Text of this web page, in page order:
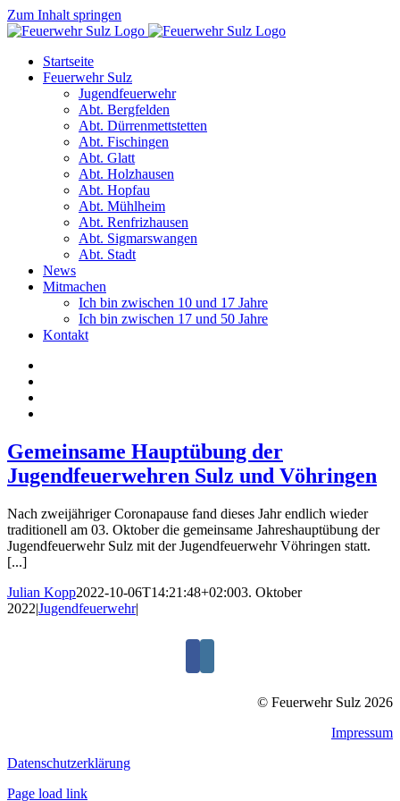
Zum Inhalt springen
Startseite
Feuerwehr Sulz
Jugendfeuerwehr
Abt. Bergfelden
Abt. Dürrenmettstetten
Abt. Fischingen
Abt. Glatt
Abt. Holzhausen
Abt. Hopfau
Abt. Mühlheim
Abt. Renfrizhausen
Abt. Sigmarswangen
Abt. Stadt
News
Mitmachen
Ich bin zwischen 10 und 17 Jahre
Ich bin zwischen 17 und 50 Jahre
Kontakt
Gemeinsame Hauptübung der
Jugendfeuerwehren Sulz und Vöhringen
Nach zweijähriger Coronapause fand dieses Jahr endlich wieder
traditionell am 03. Oktober die gemeinsame Jahreshauptübung der
Jugendfeuerwehr Sulz mit der Jugendfeuerwehr Vöhringen statt.
[...]
Julian Kopp2022-10-06T14:21:48+02:003. Oktober
2022|Jugendfeuerwehr|
© Feuerwehr Sulz 2026
Impressum
Datenschutzerklärung
Page load link